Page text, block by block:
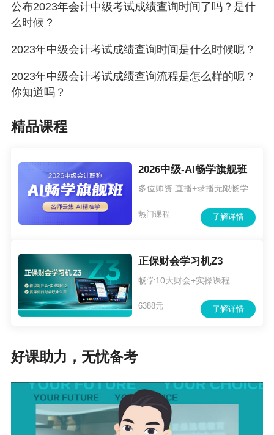
正保会计网校提供的考试信息仅供参考，如有异
发，你准备好了吗？赶快卸下负累，为自己争取
20年蜕变旅程！
公布2023年会计中级考试成绩查询时间了吗？是什
么时候？
2023年中级会计考试成绩查询时间是什么时候呢？
2023年中级会计考试成绩查询流程是怎么样的呢？
你知道吗？
精品课程
2026中级-AI畅学旗舰班
多位师资 直播+录播无限畅学
了解详情
热门课程
正保财会学习机Z3
畅学10大财会+实操课程
了解详情
6388元
好课助力，无忧备考